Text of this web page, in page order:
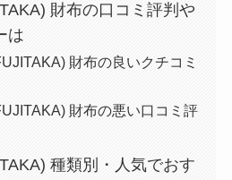
財布の口コミ評判や
は
財布の良いクチコミ
財布の悪い口コミ評
種類別・人気でおす